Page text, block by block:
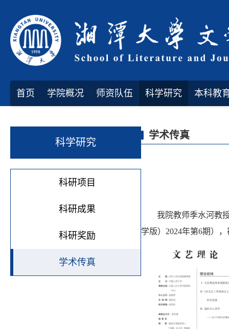
首页 学院概况 师资队伍 科学研究 本科教
科学研究
科研项目
科研成果
科研奖励
学术传真
学术传真
我院教师季水河教
学版） 2024年第6期），